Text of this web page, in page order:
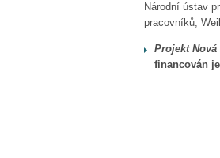
Národní ústav
pracovníků,
Projekt
financován